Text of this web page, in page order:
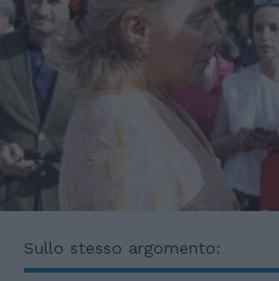
Sullo stesso argomento: